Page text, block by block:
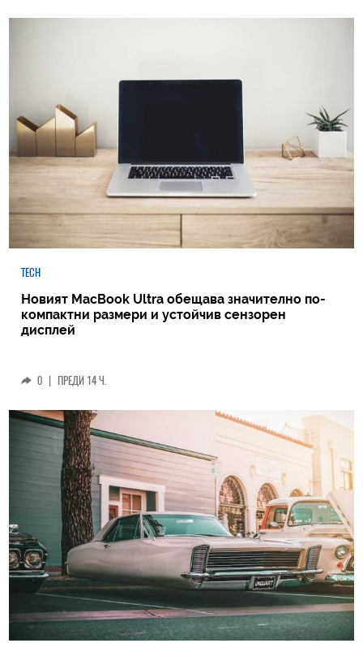
TECH
Новият MacBook Ultra обещава значително по-
компактни размери и устойчив сензорен
дисплей
0 | ПРЕДИ 14 Ч.